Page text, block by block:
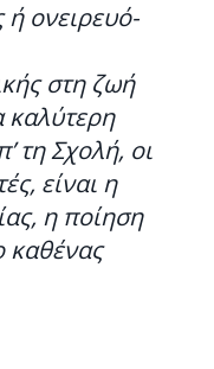
ή ονειρευό­
στη ζωή
καλύτερη
τη Σχολή, οι
είναι η
η ποίηση
καθένας